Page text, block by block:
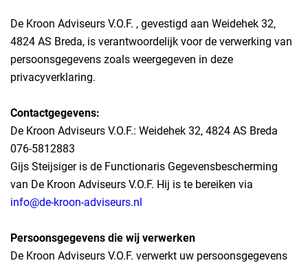
De Kroon Adviseurs V.O.F. , gevestigd aan Weidehek 32,
4824 AS Breda, is verantwoordelijk voor de verwerking van
persoonsgegevens zoals weergegeven in deze
privacyverklaring.
Contactgegevens:
De Kroon Adviseurs V.O.F.: Weidehek 32, 4824 AS Breda
076-5812883
Gijs Steijsiger is de Functionaris Gegevensbescherming
van De Kroon Adviseurs V.O.F. Hij is te bereiken via
info@de-kroon-adviseurs.nl
Persoonsgegevens die wij verwerken
De Kroon Adviseurs V.O.F. verwerkt uw persoonsgegevens